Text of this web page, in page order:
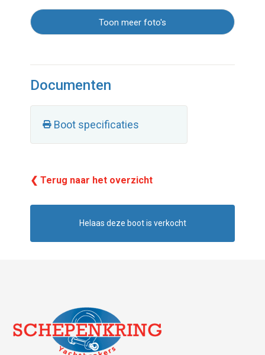
Toon meer foto's
Documenten
Boot specificaties
❮ Terug naar het overzicht
Helaas deze boot is verkocht